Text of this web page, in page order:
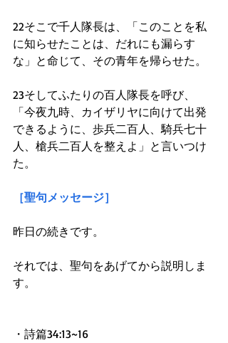
22そこで千人隊長は、「このことを私
に知らせたことは、だれにも漏らす
な」と命じて、その青年を帰らせた。
23そしてふたりの百人隊長を呼び、
「今夜九時、カイザリヤに向けて出発
できるように、歩兵二百人、騎兵七十
人、槍兵二百人を整えよ」と言いつけ
た。
［聖句メッセージ］
昨日の続きです。
それでは、聖句をあげてから説明しま
す。
・詩篇34:13~16